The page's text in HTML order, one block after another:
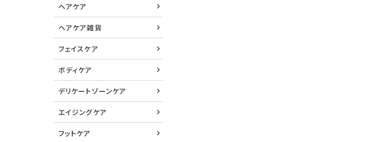
ヘアケア
ヘアケア雑貨
フェイスケア
ボディケア
デリケートゾーンケア
エイジングケア
フットケア